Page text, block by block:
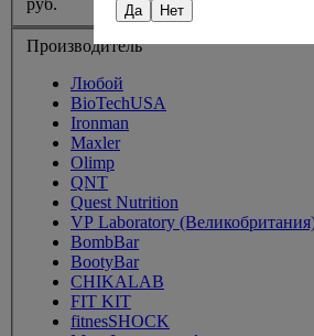
руб.
Производитель
Любой
BioTechUSA
Ironman
Maxler
Olimp
QNT
Quest Nutrition
VP Laboratory
BombBar
BootyBar
CHIKALAB
FIT KIT
fitnesSHOCK
Да Нет